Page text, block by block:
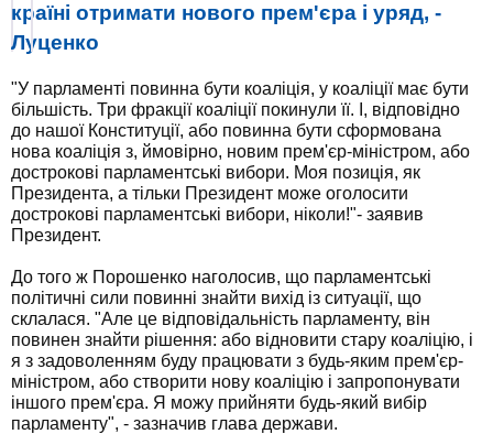
країні отримати нового прем'єра і уряд, -
Луценко
"У парламенті повинна бути коаліція, у коаліції має бути
більшість. Три фракції коаліції покинули її. І, відповідно
до нашої Конституції, або повинна бути сформована
нова коаліція з, ймовірно, новим прем'єр-міністром, або
дострокові парламентські вибори. Моя позиція, як
Президента, а тільки Президент може оголосити
дострокові парламентські вибори, ніколи!"- заявив
Президент.
До того ж Порошенко наголосив, що парламентські
політичні сили повинні знайти вихід із ситуації, що
склалася. "Але це відповідальність парламенту, він
повинен знайти рішення: або відновити стару коаліцію, і
я з задоволенням буду працювати з будь-яким прем'єр-
міністром, або створити нову коаліцію і запропонувати
іншого прем'єра. Я можу прийняти будь-який вибір
парламенту", - зазначив глава держави.